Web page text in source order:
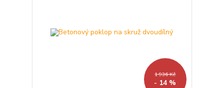
1 936 Kč
- 14 %